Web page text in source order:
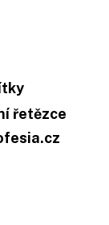
řetězce